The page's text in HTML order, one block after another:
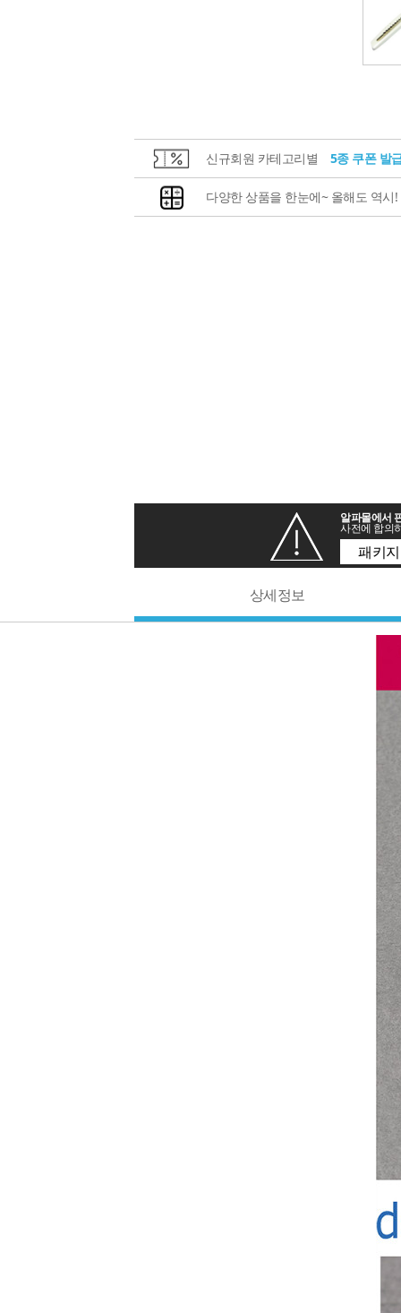
신규회원 카테고리별 5종 쿠폰 발
다양한 상품을 한눈에~ 올해도 역시!
알파몰에서
사전에 합의
패키
상세정보